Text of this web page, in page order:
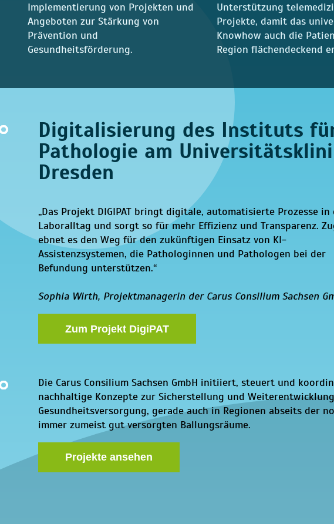
Implementierung von Projekten und
Angeboten zur Stärkung von
Prävention und
Gesundheitsförderung.
Unterstützung
Projekte, damit das
Knowhow auch die
Region flächendeckend
Digitalisierung des Instituts
Pathologie am
Dresden
„Das Projekt DIGIPAT bringt digitale, automatisierte Prozesse in
Laboralltag und sorgt so für mehr Effizienz und Transparenz.
ebnet es den Weg für den zukünftigen Einsatz von KI-
Assistenzsystemen, die Pathologinnen und Pathologen bei der
Befundung unterstützen.“
Sophia Wirth, Projektmanagerin der Carus Consilium Sachsen
Zum Projekt DigiPAT
Die Carus Consilium Sachsen GmbH initiiert, steuert und
nachhaltige Konzepte zur Sicherstellung und
Gesundheitsversorgung, gerade auch in Regionen abseits der
immer zumeist gut versorgten Ballungsräume.
Projekte ansehen